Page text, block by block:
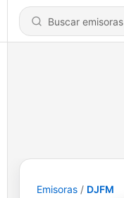
Emisoras DJFM